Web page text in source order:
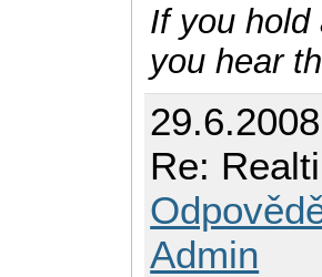
If you hold
you hear
Re:
Admin